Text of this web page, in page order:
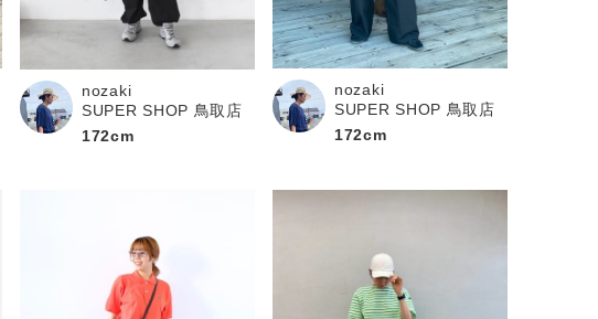
nozaki
SUPER SHOP 鳥取店
172cm
nozaki
SUPER SHOP 鳥取店
172cm